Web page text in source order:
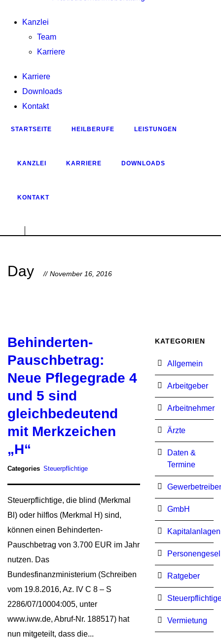
Kanzlei
Team
Karriere
Karriere
Downloads
Kontakt
STARTSEITE HEILBERUFE LEISTUNGEN
KANZLEI KARRIERE DOWNLOADS
KONTAKT
Day November 16, 2016
Behinderten-
Pauschbetrag:
Neue Pflegegrade 4
und 5 sind
gleichbedeutend
mit Merkzeichen
„H“
Categories Steuerpflichtige
Steuerpflichtige, die blind (Merkmal
Bl) oder hilflos (Merkmal H) sind,
können einen Behinderten-
Pauschbetrag von 3.700 EUR im Jahr
nutzen. Das
Bundesfinanzministerium (Schreiben
vom 19.8.2016, Az. IV C 8 – S
2286/07/10004:005, unter
www.iww.de, Abruf-Nr. 188517) hat
nun mitgeteilt, dass die...
KATEGORIEN
Allgemein
Arbeitgeber
Arbeitnehmer
Ärzte
Daten &
Termine
GmbH
Kapitalanlagen
Ratgeber
Vermietung